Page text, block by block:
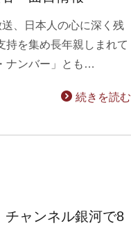
、日本人の心に深く残
持を集め長年親しまれて
ナンバー」とも…
続きを読む
チャンネル銀河で8